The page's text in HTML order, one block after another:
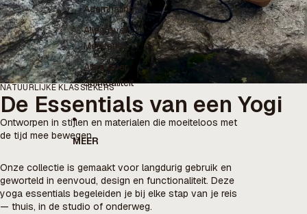
Ademhaling
Alles over
Meditatie
Alles over
Spiritualiteit
MEER
NATUURLIJKE KLASSIEKERS
De Essentials van een Yogi
Ontworpen in stijlen en materialen die moeiteloos met
de tijd mee bewegen.
Onze collectie is gemaakt voor langdurig gebruik en
geworteld in eenvoud, design en functionaliteit. Deze
yoga essentials begeleiden je bij elke stap van je reis
— thuis, in de studio of onderweg.